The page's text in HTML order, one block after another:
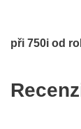
při 750i od